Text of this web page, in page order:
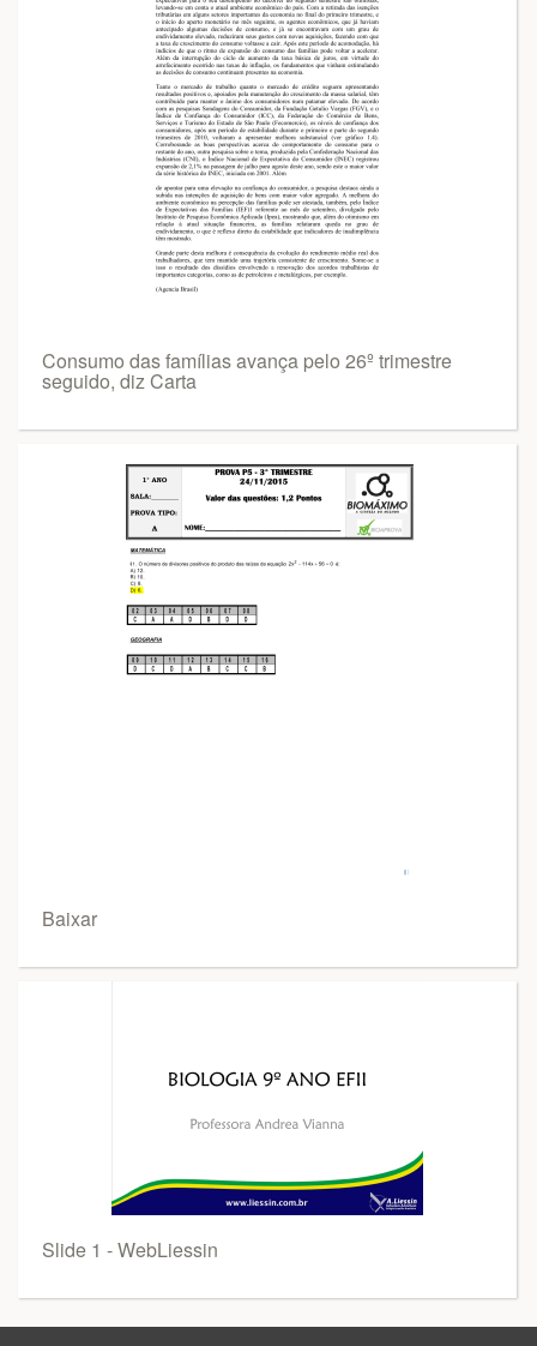
Consumo das famílias avança pelo 26º trimestre
seguido, diz Carta
Baixar
Slide 1 - WebLiessin